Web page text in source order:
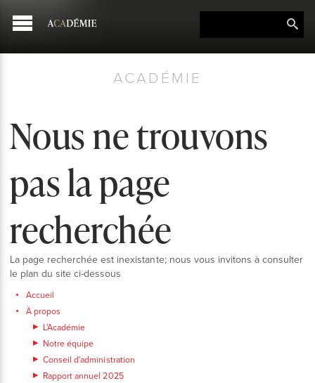
ACADÉMIE
Nous ne trouvons
pas la page
recherchée
La page recherchée est inexistante; nous vous invitons à consulter
le plan du site ci-dessous
Accueil
À propos
L'Académie
Notre équipe
Conseil d'administration
Rapport annuel 2025